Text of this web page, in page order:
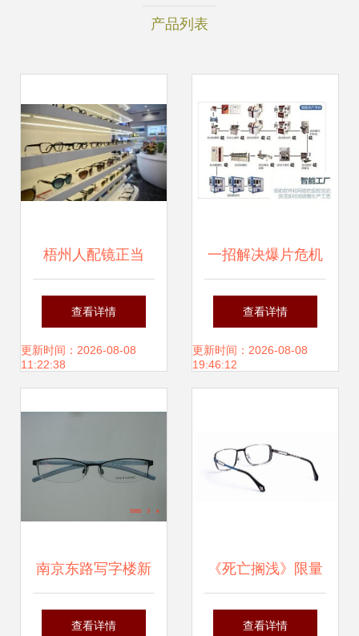
产品列表
梧州人配镜正当
时！开业盛惠，优
质眼镜超值抢购中
查看详情
更新时间：2026-08-08
11:22:38
一招解决爆片危机
眼镜销售的终极秘
籍
查看详情
更新时间：2026-08-08
19:46:12
南京东路写字楼新
开专业眼镜直销店
查看详情
《死亡搁浅》限量
联名眼镜开售，基
查看详情